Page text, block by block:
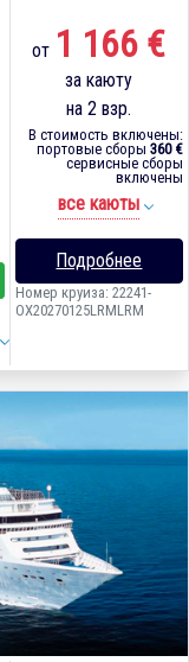
от 1 166 €
за каюту
на 2 взр.
В стоимость включены:
портовые сборы 360 €
сервисные сборы
включены
все каюты
Подробнее
Номер круиза: 22241-
OX20270125LRMLRM